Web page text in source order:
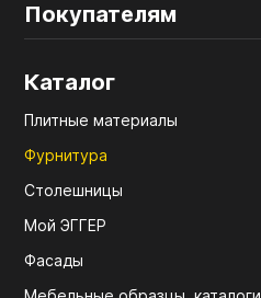
Покупателям
Каталог
Плитные материалы
Фурнитура
Столешницы
Мой ЭГГЕР
Фасады